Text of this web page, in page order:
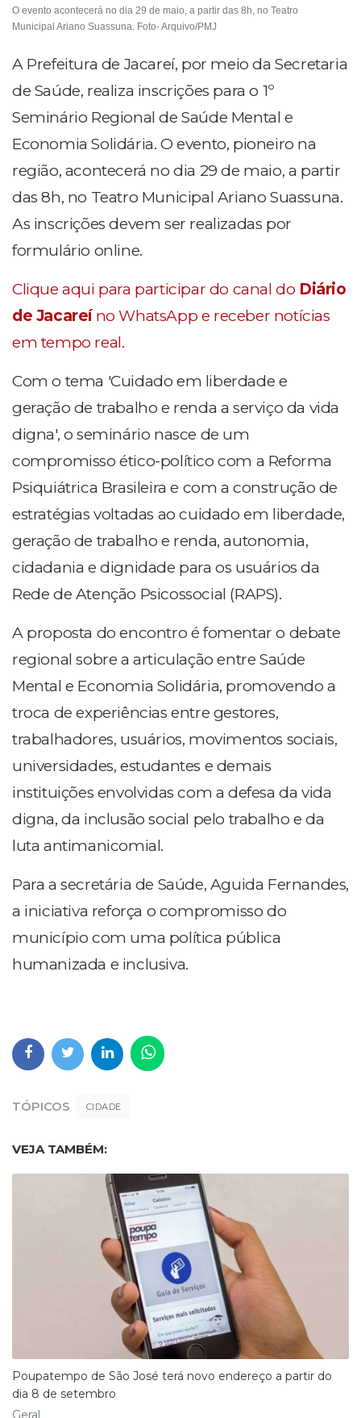
O evento acontecerá no dia 29 de maio, a partir das 8h, no Teatro
Municipal Ariano Suassuna. Foto- Arquivo/PMJ
A Prefeitura de Jacareí, por meio da Secretaria
de Saúde, realiza inscrições para o 1º
Seminário Regional de Saúde Mental e
Economia Solidária. O evento, pioneiro na
região, acontecerá no dia 29 de maio, a partir
das 8h, no Teatro Municipal Ariano Suassuna.
As inscrições devem ser realizadas por
formulário online.
Clique aqui para participar do canal do Diário
de Jacareíno WhatsApp e receber notícias
em tempo real.
Com o tema 'Cuidado em liberdade e
geração de trabalho e renda a serviço da vida
digna', o seminário nasce de um
compromisso ético-político com a Reforma
Psiquiátrica Brasileira e com a construção de
estratégias voltadas ao cuidado em liberdade,
geração de trabalho e renda, autonomia,
cidadania e dignidade para os usuários da
Rede de Atenção Psicossocial (RAPS).
A proposta do encontro é fomentar o debate
regional sobre a articulação entre Saúde
Mental e Economia Solidária, promovendo a
troca de experiências entre gestores,
trabalhadores, usuários, movimentos sociais,
universidades, estudantes e demais
instituições envolvidas com a defesa da vida
digna, da inclusão social pelo trabalho e da
luta antimanicomial.
Para a secretária de Saúde, Aguida Fernandes,
a iniciativa reforça o compromisso do
município com uma política pública
humanizada e inclusiva.
TÓPICOS CIDADE
VEJA TAMBÉM:
Poupatempo de São José terá novo endereço a partir do
dia 8 de setembro
Geral